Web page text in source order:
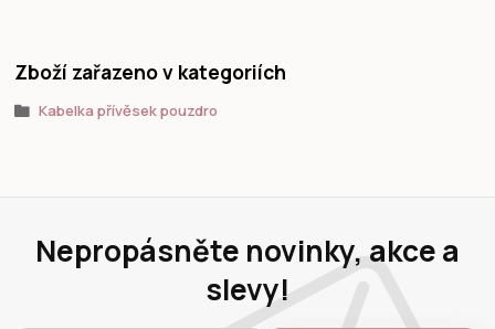
Zboží zařazeno v kategoriích
Kabelka přívěsek pouzdro
Nepropásněte novinky, akce a
slevy!